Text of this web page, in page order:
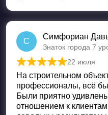
С
Симфориан
Знаток города 7
Оценка5 из 5
22 июля
На строительном
профессионалы, всё
Были приятно
отношением к